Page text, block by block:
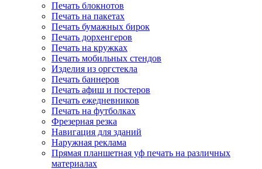
Печать блокнотов
Печать на пакетах
Печать бумажных бирок
Печать дорхенгеров
Печать на кружках
Печать мобильных стендов
Изделия из оргстекла
Печать баннеров
Печать афиш и постеров
Печать ежедневников
Печать на футболках
Фрезерная резка
Навигация для зданий
Наружная реклама
Прямая планшетная уф печать на различных
материалах